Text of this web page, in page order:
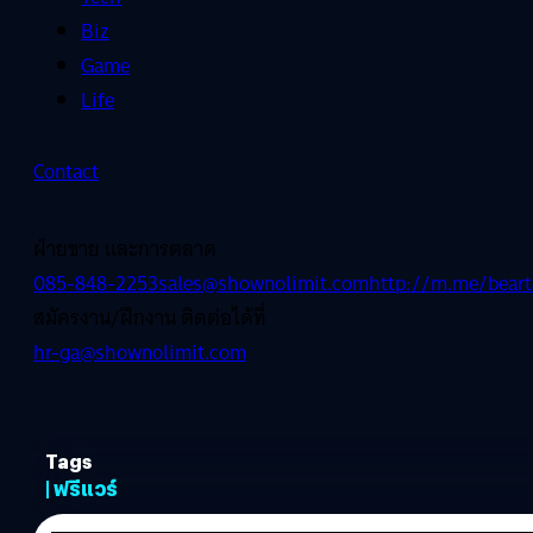
Biz
Game
Life
Contact
ฝ่ายขาย และการตลาด
085-848-2253sales@shownolimit.comhttp://m.me/
สมัครงาน/ฝึกงาน ติดต่อได้ที่
hr-ga@shownolimit.com
Tags
| ฟรีแวร์